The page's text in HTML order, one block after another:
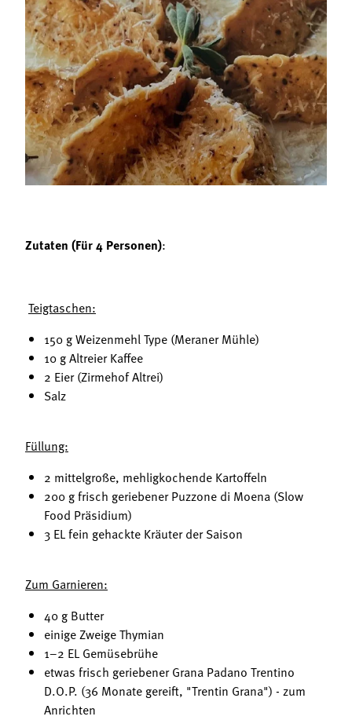
Mitgliedschaft
Landessekretariat
Bäuerliche Buffets
Hofgeschichten
Zutaten (Für 4 Personen):
Teigtaschen:
150 g Weizenmehl Type (Meraner Mühle)
10 g Altreier Kaffee
2 Eier (Zirmehof Altrei)
Salz
Füllung:
2 mittelgroße, mehligkochende Kartoffeln
200 g frisch geriebener Puzzone di Moena (Slow
Food Präsidium)
3 EL fein gehackte Kräuter der Saison
Zum Garnieren:
40 g Butter
einige Zweige Thymian
1–2 EL Gemüsebrühe
etwas frisch geriebener Grana Padano Trentino
D.O.P. (36 Monate gereift, "Trentin Grana") - zum
Anrichten